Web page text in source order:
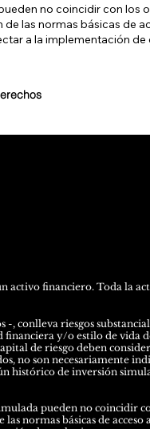
no coincidir con los
las normas básicas de
a la implementación
activo financiero. Toda la
conlleva riesgos
y/o estilo de vida
de riesgo deben
no son necesariamente
histórico de inversión
pueden no coincidir
normas básicas de